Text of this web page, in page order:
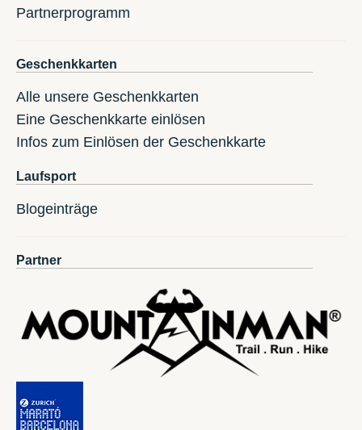
Partnerprogramm
Geschenkkarten
Alle unsere Geschenkkarten
Eine Geschenkkarte einlösen
Infos zum Einlösen der Geschenkkarte
Laufsport
Blogeinträge
Partner